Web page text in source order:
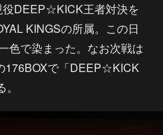
役DEEP☆KICK王者対決を
KINGSの所属。この日
色で染まった。なお次戦は
176BOXで「DEEP☆KICK